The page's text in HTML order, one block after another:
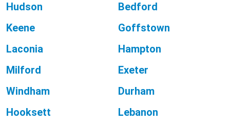
Hudson
Bedford
Keene
Goffstown
Laconia
Hampton
Milford
Exeter
Windham
Durham
Hooksett
Lebanon